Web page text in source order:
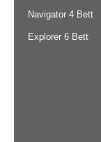
Navigator 4 Bett
Explorer 6 Bett